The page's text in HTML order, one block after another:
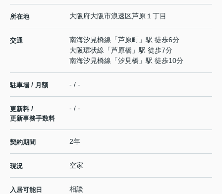
所在地 大阪府大阪市浪速区芦原 １丁目
交通 南海汐見橋線 「芦原町 」駅 徒歩6分
大阪環状線 「芦原橋 」駅 徒歩7分
南海汐見橋線 「汐見橋 」駅 徒歩10分
駐車場 / 月額 - / -
更新料 /
更新事務手数料
- / -
契約期間 2年
現況 空家
入居可能日 相談